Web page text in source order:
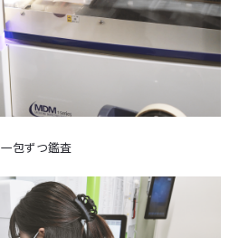
一包ずつ鑑査